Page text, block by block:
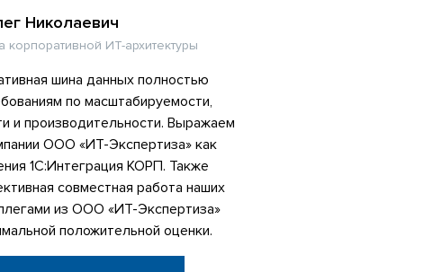
Николаевич
корпоративной ИТ-архитектуры
шина данных полностью
по масштабируемости,
и производительности. Выражаем
ООО «ИТ-Экспертиза» как
1С:Интеграция КОРП. Также
совместная работа наших
из ООО «ИТ-Экспертиза»
положительной оценки.